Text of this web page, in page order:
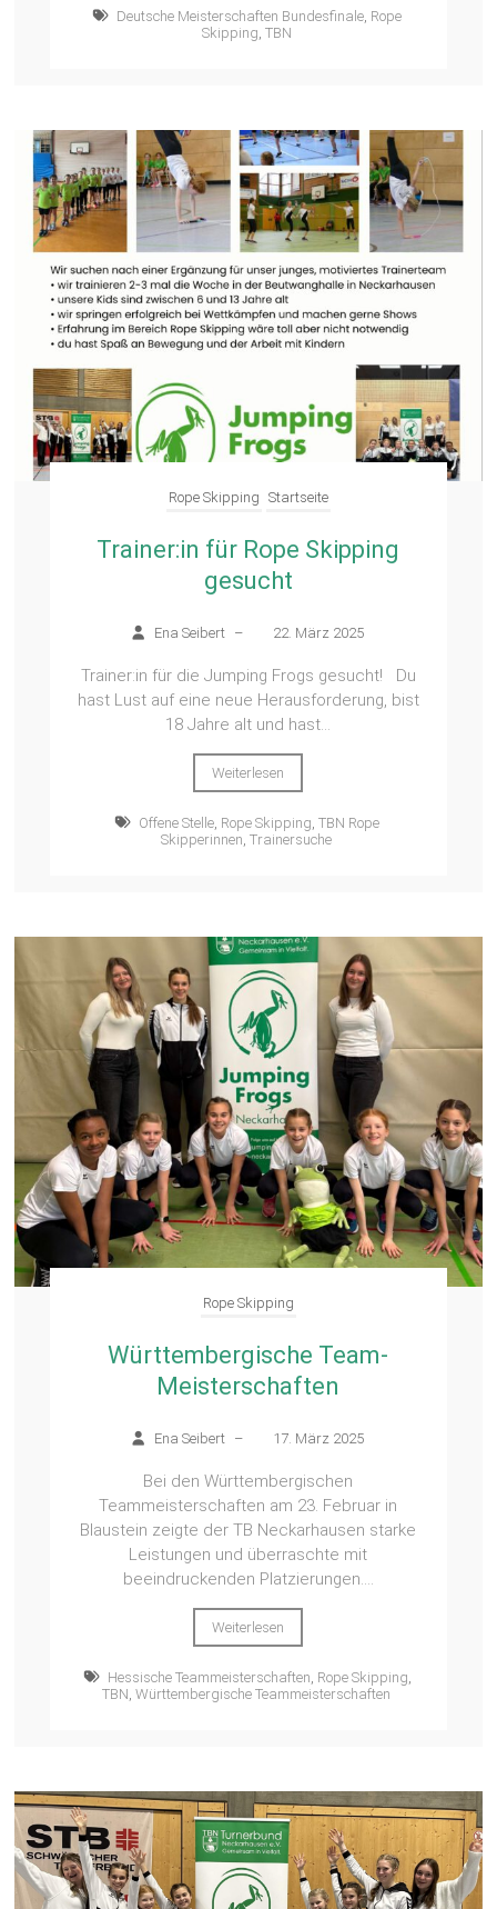
Deutsche Meisterschaften Bundesfinale Rope
Skipping TBN
Rope Skipping Startseite
Trainer:in für Rope Skipping
gesucht
Ena Seibert – 22. März 2025
Trainer:in für die Jumping Frogs gesucht! Du
hast Lust auf eine neue Herausforderung, bist
18 Jahre alt und hast...
Weiterlesen
Offene Stelle Rope Skipping ,TBN Rope
Skipperinnen ,Trainersuche
Rope Skipping
Württembergische Team-
Meisterschaften
Ena Seibert – 17. März 2025
Bei den Württembergischen
Teammeisterschaften am 23. Februar in
Blaustein zeigte der TB Neckarhausen starke
Leistungen und überraschte mit
beeindruckenden Platzierungen....
Weiterlesen
Hessische Teammeisterschaften, Rope Skipping,
TBN,Württembergische Teammeisterschaften